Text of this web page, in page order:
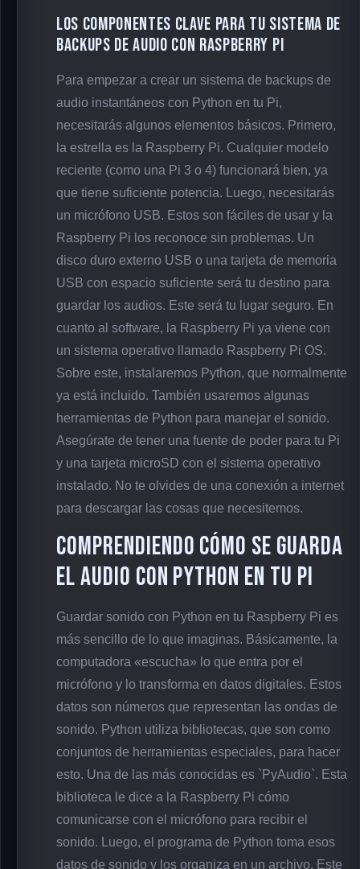
Los componentes clave para tu sistema de
backups de audio con Raspberry Pi
Para empezar a crear un sistema de backups de
audio instantáneos con Python en tu Pi,
necesitarás algunos elementos básicos. Primero,
la estrella es la Raspberry Pi. Cualquier modelo
reciente (como una Pi 3 o 4) funcionará bien, ya
que tiene suficiente potencia. Luego, necesitarás
un micrófono USB. Estos son fáciles de usar y la
Raspberry Pi los reconoce sin problemas. Un
disco duro externo USB o una tarjeta de memoria
USB con espacio suficiente será tu destino para
guardar los audios. Este será tu lugar seguro. En
cuanto al software, la Raspberry Pi ya viene con
un sistema operativo llamado Raspberry Pi OS.
Sobre este, instalaremos Python, que normalmente
ya está incluido. También usaremos algunas
herramientas de Python para manejar el sonido.
Asegúrate de tener una fuente de poder para tu Pi
y una tarjeta microSD con el sistema operativo
instalado. No te olvides de una conexión a internet
para descargar las cosas que necesitemos.
Comprendiendo cómo se guarda
el audio con Python en tu Pi
Guardar sonido con Python en tu Raspberry Pi es
más sencillo de lo que imaginas. Básicamente, la
computadora «escucha» lo que entra por el
micrófono y lo transforma en datos digitales. Estos
datos son números que representan las ondas de
sonido. Python utiliza bibliotecas, que son como
conjuntos de herramientas especiales, para hacer
esto. Una de las más conocidas es `PyAudio`. Esta
biblioteca le dice a la Raspberry Pi cómo
comunicarse con el micrófono para recibir el
sonido. Luego, el programa de Python toma esos
datos de sonido y los organiza en un archivo. Este